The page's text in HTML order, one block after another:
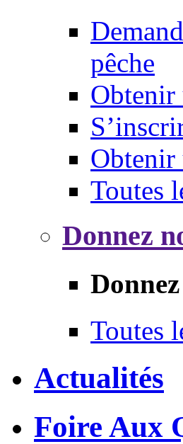
pêche
Obtenir
Obtenir
Toutes
Donnez
Toutes
Actualités
Foire Aux